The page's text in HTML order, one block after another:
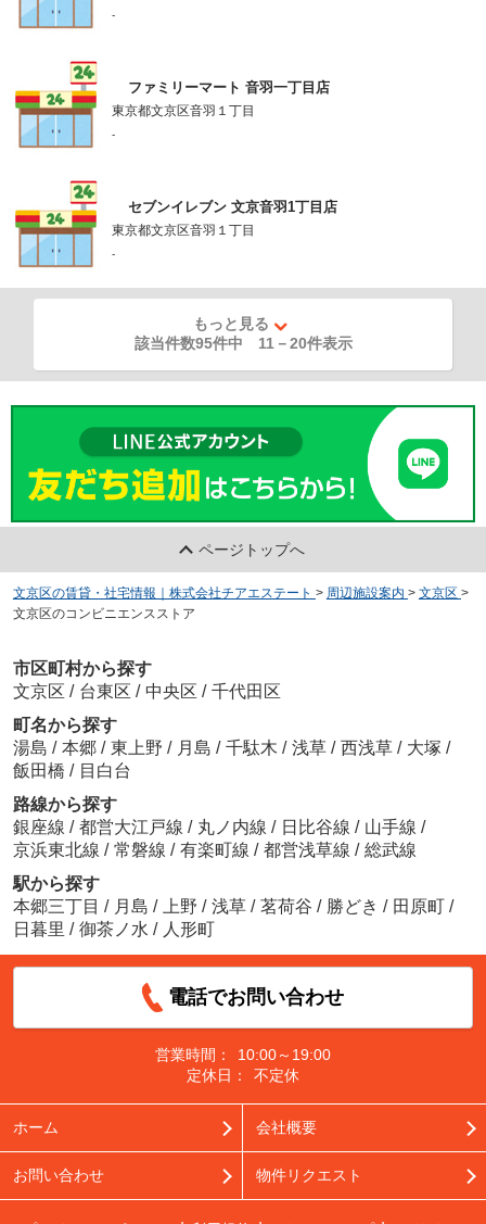
-
ファミリーマート 音羽一丁目店
東京都文京区音羽１丁目
-
セブンイレブン 文京音羽1丁目店
東京都文京区音羽１丁目
-
もっと見る
該当件数95件中 11 －20件表示
ページトップへ
文京区の賃貸・社宅情報｜株式会社チアエステート > 周辺施設案内 > 文京区 >
文京区のコンビニエンスストア
市区町村から探す
文京区 / 台東区 / 中央区 / 千代田区
町名から探す
湯島 / 本郷 / 東上野 / 月島 / 千駄木 / 浅草 / 西浅草 / 大塚 /
飯田橋 / 目白台
路線から探す
銀座線 / 都営大江戸線 / 丸ノ内線 / 日比谷線 / 山手線 /
京浜東北線 / 常磐線 / 有楽町線 / 都営浅草線 / 総武線
駅から探す
本郷三丁目 / 月島 / 上野 / 浅草 / 茗荷谷 / 勝どき / 田原町 /
日暮里 / 御茶ノ水 / 人形町
電話でお問い合わせ
営業時間：
10:00～19:00
定休日：
不定休
ホーム 会社概要
お問い合わせ 物件リクエスト